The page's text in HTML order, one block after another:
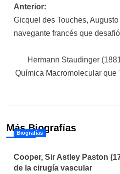
Navegación
de
entradas
Anterior:
Gicquel des Touches,
navegante francés que
Hermann Staudinger
Química Macromolecular que
Más Biografías
Biografías
Cooper, Sir Astley Paston
de la cirugía vascular